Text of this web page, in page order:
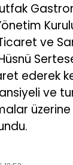
ve
ederek
ve